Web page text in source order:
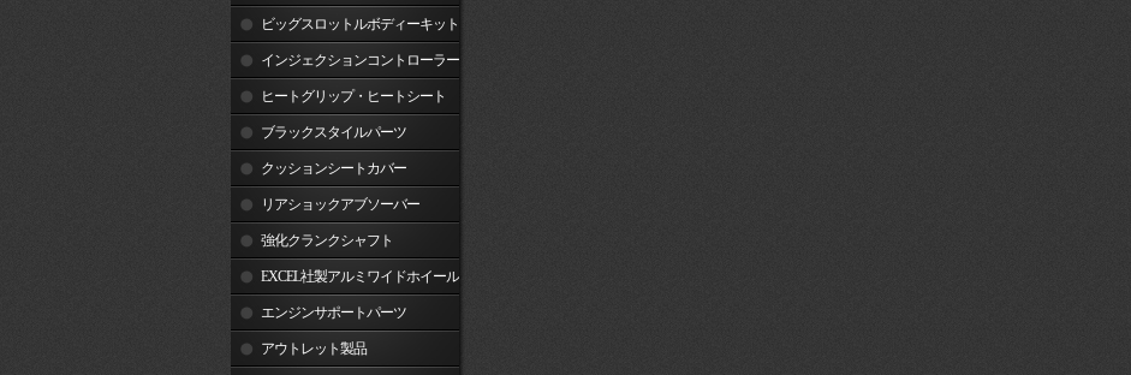
ビッグスロットルボディーキット
インジェクションコントローラー
ヒートグリップ・ヒートシート
ブラックスタイルパーツ
クッションシートカバー
リアショックアブソーバー
強化クランクシャフト
EXCEL社製アルミワイドホイール
リム エンジンサポートパーツ
アウトレット製品